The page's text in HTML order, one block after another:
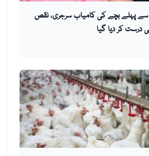
سے پہلے بچے کی کامیاب سرجری، نقص
درست کر دیا گیا